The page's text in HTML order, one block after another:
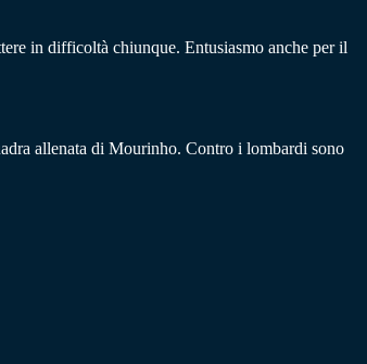
in difficoltà chiunque. Entusiasmo anche per il
allenata di Mourinho. Contro i lombardi sono